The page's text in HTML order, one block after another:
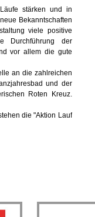
stärken und in
Bekanntschaften
viele positive
Durchführung der
vor allem die gute
an die zahlreichen
und der
Roten Kreuz.
die "Aktion Lauf